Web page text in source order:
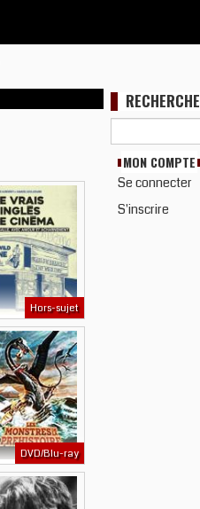
Hors-sujet
DVD/Blu-ray
RECHERCHE
MON COMPTE
Se connecter
S'inscrire